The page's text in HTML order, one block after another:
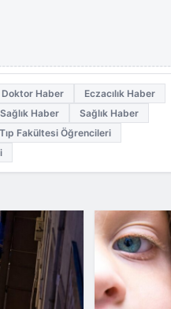
Doktor Haber
Eczacılık Haber
Haber
Sağlık Haber
Tıp Fakültesi Öğrencileri